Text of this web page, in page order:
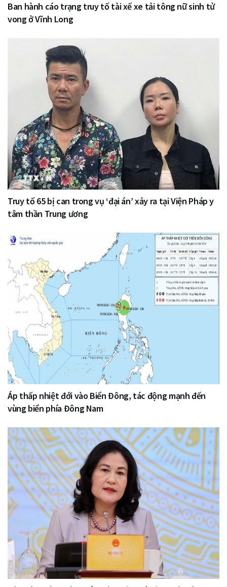
Ban hành cáo trạng truy tố tài xế xe tải tông nữ sinh tử
vong ở Vĩnh Long
Truy tố 65 bị can trong vụ ‘đại án’ xảy ra tại Viện Pháp y
tâm thần Trung ương
Áp thấp nhiệt đới vào Biển Đông, tác động mạnh đến
vùng biển phía Đông Nam